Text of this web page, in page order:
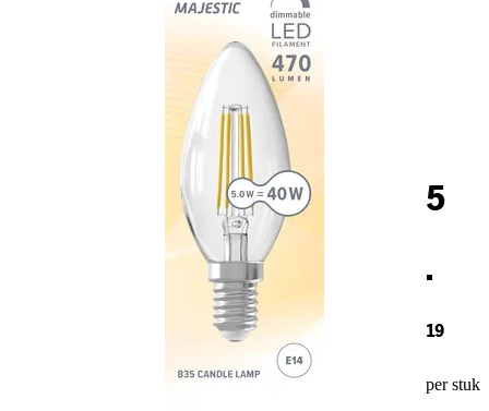
5
.
19
per stuk